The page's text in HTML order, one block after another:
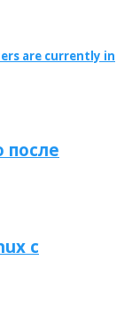
are currently in
после
с